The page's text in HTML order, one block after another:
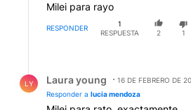
Milei para rayo
RESPONDER
1
RESPUESTA
2 1
LY Laura young
16 DE FEBRERO DE
Responder a lucia mendoza